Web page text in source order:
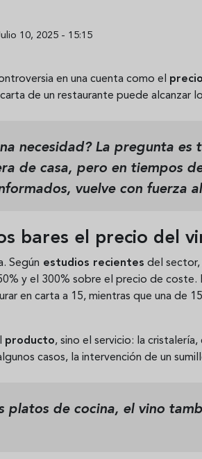
10, 2025 - 15:15
en una cuenta como el
de un restaurante puede alcanzar
necesidad? La pregunta es
de casa, pero en tiempos
vuelve con fuerza
bares el precio del
Según estudios recientes del sector,
y el 300% sobre el precio de coste.
en carta a 15, mientras que una de
producto, sino el servicio: la
casos, la intervención de un
platos de cocina, el vino